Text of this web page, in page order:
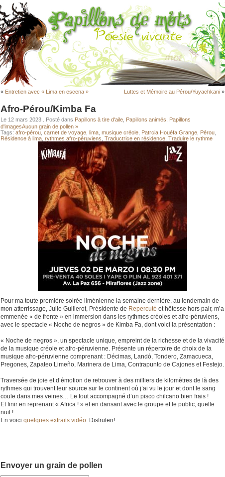
« Entretien avec « Lima en escena » Luttes et Mémoire au Pérou/Yuyachkani »
Afro-Pérou/Kimba Fa
Le 12 mars 2023 . Posté dans Papillons à tire d'aile Papillons animés
Papillons
d'imagesAucun grain de pollen »
Tags: afro-pérou carnet de voyage lima musique créole Patrcia Houéfa Grange Pérou
Résidence à lima rythmes afro-péruviens Traductrice en résidence Traduire le rythme
Pour ma toute première soirée liménienne la semaine dernière, au lendemain de
mon atterrissage, Julie Guillerot, Présidente de Repercuté et hôtesse hors pair, m’a
emmenée « de frente » en immersion dans les rythmes créoles et afro-péruviens,
avec le spectacle « Noche de negros » de Kimba Fa, dont voici la présentation :
« Noche de negros », un spectacle unique, empreint de la richesse et de la vivacité
de la musique créole et afro-péruvienne. Présente un répertoire de choix de la
musique afro-péruvienne comprenant : Décimas, Landò, Tondero, Zamacueca,
Pregones, Zapateo Limeño, Marinera de Lima, Contrapunto de Cajones et Festejo.
Traversée de joie et d’émotion de retrouver à des milliers de kilomètres de là des
rythmes qui trouvent leur source sur le continent où j’ai vu le jour et dont le sang
coule dans mes veines… Le tout accompagné d’un pisco chilcano bien frais !
Et finir en reprenant « Africa ! » et en dansant avec le groupe et le public, quelle
nuit !
En voici quelques extraits vidéo. Disfruten!
Envoyer un grain de pollen